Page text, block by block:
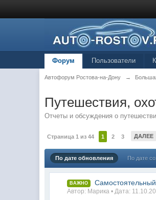
Форум Пользователи
Автофорум Ростова-на-Дону →
Путешествия,
Отчеты и обсуждения о
Страница 1 из 44 1 2 3 ДАЛЕЕ
По дате обновления По дате
ВАЖНО
Автор: Марика • Дата: